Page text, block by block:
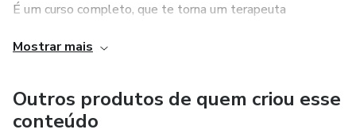
É um curso completo, que te torna um terapeuta
Mostrar mais
Outros produtos de quem criou esse
conteúdo